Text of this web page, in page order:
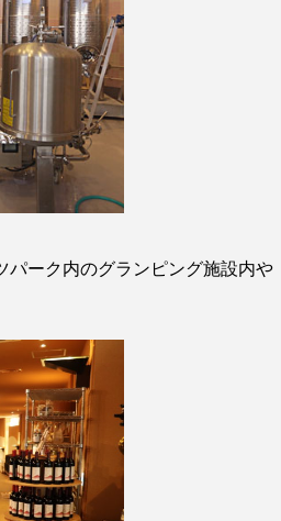
パーク内のグランピング施設内や